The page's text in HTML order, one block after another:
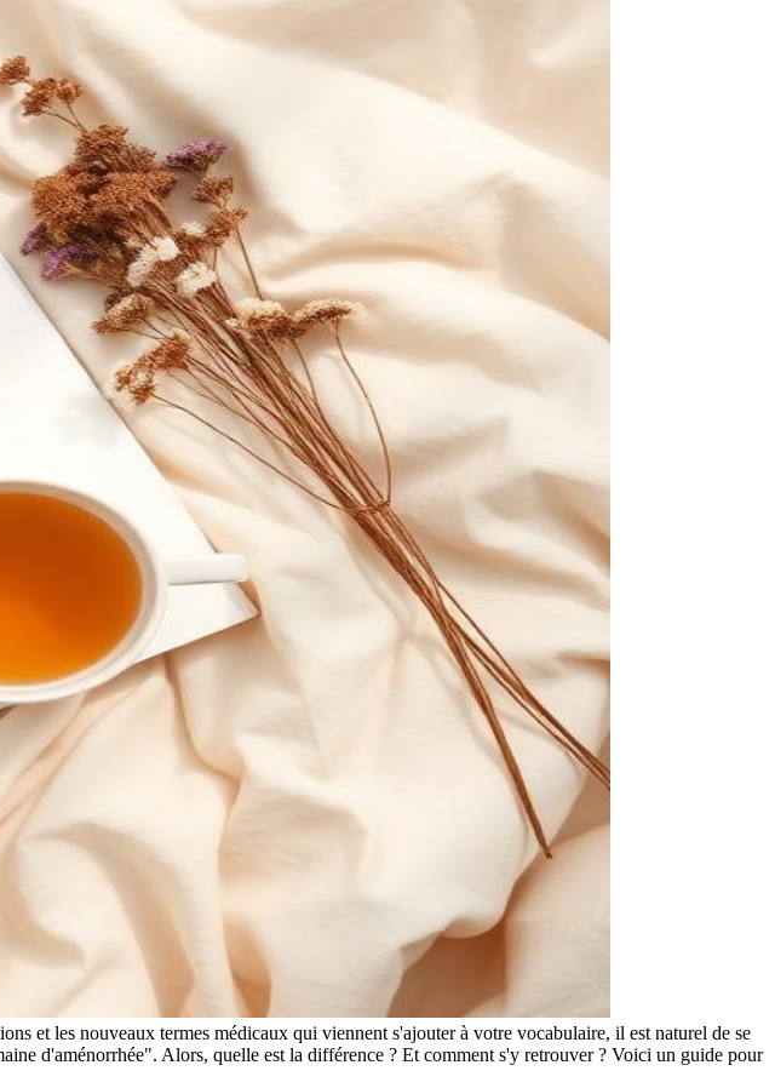
et les nouveaux termes médicaux qui viennent s'ajouter à votre vocabulaire, il est naturel de se
d'aménorrhée". Alors, quelle est la différence ? Et comment s'y retrouver ? Voici un guide pour